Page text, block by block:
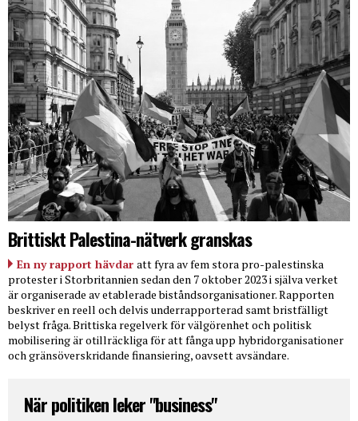
Brittiskt Palestina-nätverk granskas
En ny rapport hävdar att fyra av fem stora pro-palestinska
protester i Storbritannien sedan den 7 oktober 2023 i själva verket
är organiserade av etablerade biståndsorganisationer. Rapporten
beskriver en reell och delvis underrapporterad samt bristfälligt
belyst fråga. Brittiska regelverk för välgörenhet och politisk
mobilisering är otillräckliga för att fånga upp hybridorganisationer
och gränsöverskridande finansiering, oavsett avsändare.
När politiken leker "business"